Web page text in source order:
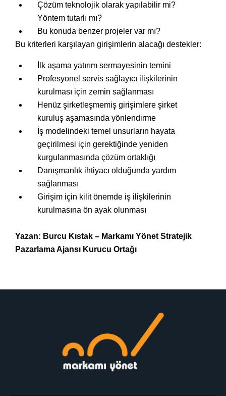
Çözüm teknolojik olarak yapılabilir mi?
Yöntem tutarlı mı?
Bu konuda benzer projeler var mı?
Bu kriterleri karşılayan girişimlerin alacağı destekler:
İlk aşama yatırım sermayesinin temini
Profesyonel servis sağlayıcı ilişkilerinin
kurulması için zemin sağlanması
Henüz şirketleşmemiş girişimlere şirket
kuruluş aşamasında yönlendirme
İş modelindeki temel unsurların hayata
geçirilmesi için gerektiğinde yeniden
kurgulanmasında çözüm ortaklığı
Danışmanlık ihtiyacı olduğunda yardım
sağlanması
Girişim için kilit önemde iş ilişkilerinin
kurulmasına ön ayak olunması
Yazan: Burcu Kıstak – Markamı Yönet Stratejik
Pazarlama Ajansı Kurucu Ortağı